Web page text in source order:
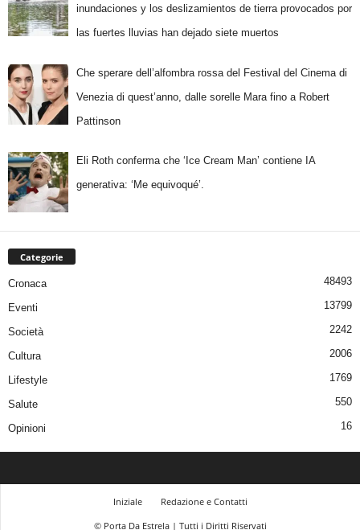
inundaciones y los deslizamientos de tierra provocados por
las fuertes lluvias han dejado siete muertos
Che sperare dell’alfombra rossa del Festival del Cinema di
Venezia di quest’anno, dalle sorelle Mara fino a Robert
Pattinson
Eli Roth conferma che ‘Ice Cream Man’ contiene IA
generativa: ‘Me equivoqué’.
Categorie
Cronaca 48493
Eventi 13799
Società 2242
Cultura 2006
Lifestyle 1769
Salute 550
Opinioni 16
Iniziale
Redazione e Contatti
© Porta Da Estrela | Tutti i Diritti Riservati